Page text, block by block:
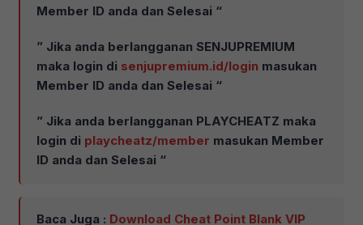
Member ID anda dan Selesai “
” Jika anda berlangganan SENJUPREMIUM
maka login di senjupremium.id/login masukan
Member ID anda dan Selesai “
” Jika anda berlangganan PLAYCHEATZ maka
login di playcheatz/member masukan Member
ID anda dan Selesai “
Baca Juga : Download Cheat Point Blank VIP